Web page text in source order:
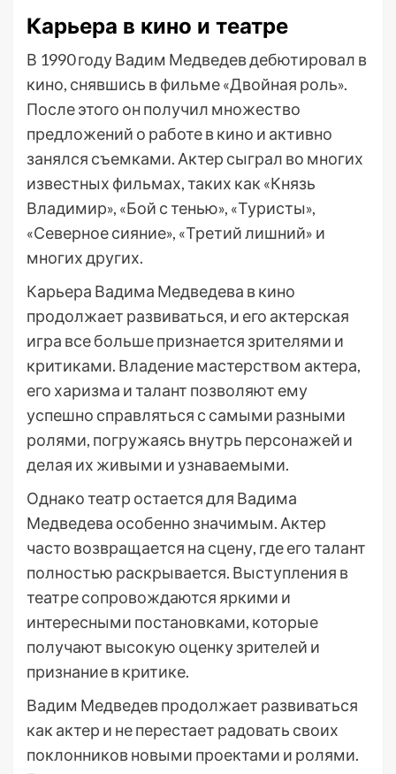
Карьера в кино и театре
В 1990 году Вадим Медведев дебютировал в
кино, снявшись в фильме «Двойная роль».
После этого он получил множество
предложений о работе в кино и активно
занялся съемками. Актер сыграл во многих
известных фильмах, таких как «Князь
Владимир», «Бой с тенью», «Туристы»,
«Северное сияние», «Третий лишний» и
многих других.
Карьера Вадима Медведева в кино
продолжает развиваться, и его актерская
игра все больше признается зрителями и
критиками. Владение мастерством актера,
его харизма и талант позволяют ему
успешно справляться с самыми разными
ролями, погружаясь внутрь персонажей и
делая их живыми и узнаваемыми.
Однако театр остается для Вадима
Медведева особенно значимым. Актер
часто возвращается на сцену, где его талант
полностью раскрывается. Выступления в
театре сопровождаются яркими и
интересными постановками, которые
получают высокую оценку зрителей и
признание в критике.
Вадим Медведев продолжает развиваться
как актер и не перестает радовать своих
поклонников новыми проектами и ролями.